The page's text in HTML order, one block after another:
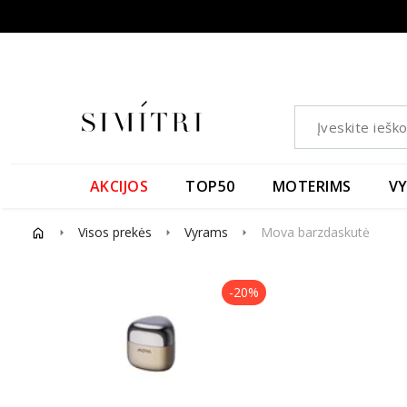
AKCIJOS TOP50 MOTERIMS
arrow_right Visos prekės arrow_right Vyrams arrow_right Mova barzdaskutė
-20%